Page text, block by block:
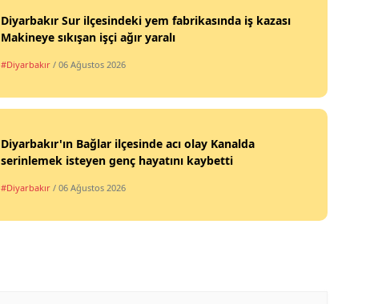
Diyarbakır Sur ilçesindeki yem fabrikasında iş kazası
Makineye sıkışan işçi ağır yaralı
#Diyarbakır / 06 Ağustos 2026
Diyarbakır'ın Bağlar ilçesinde acı olay Kanalda
serinlemek isteyen genç hayatını kaybetti
#Diyarbakır / 06 Ağustos 2026